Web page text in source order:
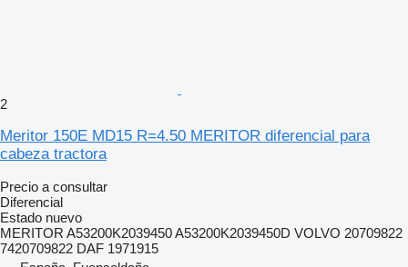
2
Meritor 150E MD15 R=4.50 MERITOR diferencial para
cabeza tractora
Precio a consultar
Diferencial
Estado nuevo
MERITOR A53200K2039450 A53200K2039450D VOLVO 20709822
7420709822 DAF 1971915